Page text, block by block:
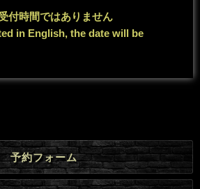
付時間ではありません
in English, the date will be
予約フォーム